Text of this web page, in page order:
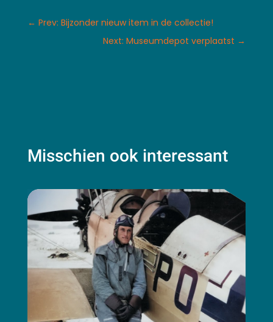
← Prev: Bijzonder nieuw item in de collectie!
Next: Museumdepot verplaatst →
Misschien ook interessant